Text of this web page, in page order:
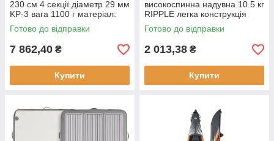
230 см 4 секції діаметр 29 мм
KP-3 вага 1100 г матеріал:
карбон + скловолокно
Готово до відправки
7 862,40 ₴
Купити
високоспинна надувна 10.5 кг
RIPPLE легка конструкція
максимальне навантаження
95 кг
Готово до відправки
2 013,38 ₴
Купити